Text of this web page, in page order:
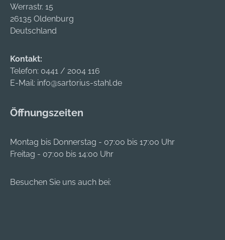
Werrastr. 15
26135 Oldenburg
Deutschland
Kontakt:
Telefon: 0441 / 2004 116
E-Mail: info@sartorius-stahl.de
Öffnungszeiten
Montag bis Donnerstag - 07:00 bis 17:00 Uhr
Freitag - 07:00 bis 14:00 Uhr
Besuchen Sie uns auch bei: